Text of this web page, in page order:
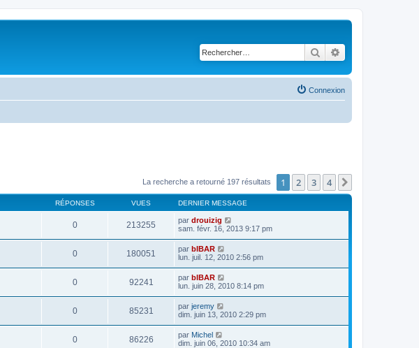
Rechercher
Connexion
La recherche a retourné 197 résultats 1 2 3 4
RÉPONSES VUES DERNIER MESSAGE
0 213255 par drouizig
sam. févr. 16, 2013 9:17 pm
0 180051 par bIBAR
lun. juil. 12, 2010 2:56 pm
0 92241 par bIBAR
lun. juin 28, 2010 8:14 pm
0 85231 par jeremy
dim. juin 13, 2010 2:29 pm
0 86226 par Michel
dim. juin 06, 2010 10:34 am